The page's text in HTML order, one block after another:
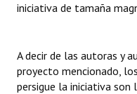
Mujeres que Dejaron
Ciudadano Ilustre -
iniciativa de tamaña
A decir de las autoras y
proyecto mencionado,
persigue la iniciativa son